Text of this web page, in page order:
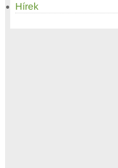
Hírek